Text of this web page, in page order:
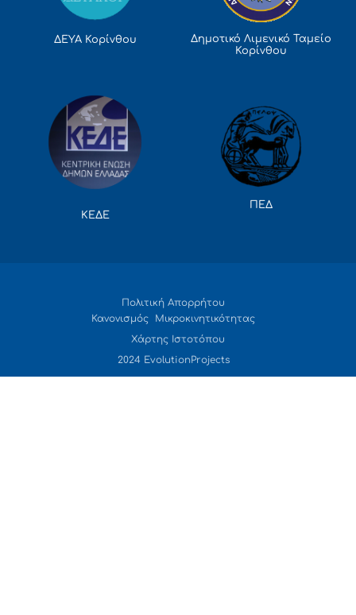
ΔΕΥΑ Κορίνθου
Δημοτικό Λιμενικό Ταμείο
Κορίνθου
ΚΕΔΕ
ΠΕΔ
Πολιτική Απορρήτου
Κανονισμός Μικροκινητικότητας
Χάρτης Ιστοτόπου
2024 EvolutionProjects